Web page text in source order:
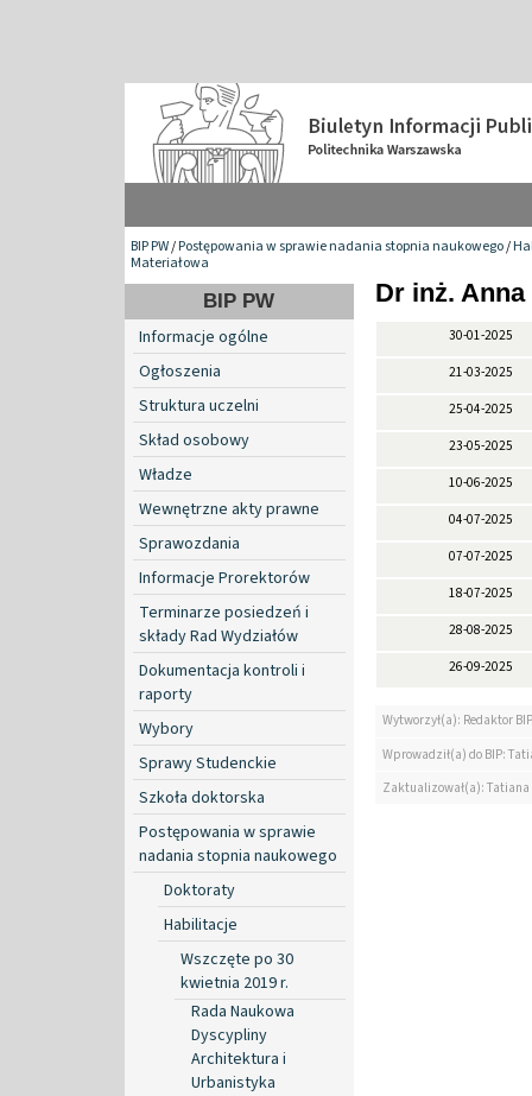
BIP PW/Postępowania w sprawie nadania stopnia naukowego/
Materiałowa
BIP PW
Informacje ogólne
Ogłoszenia
Struktura uczelni
Skład osobowy
Władze
Wewnętrzne akty prawne
Sprawozdania
Informacje Prorektorów
Terminarze posiedzeń i
składy Rad Wydziałów
Dokumentacja kontroli i
raporty
Wybory
Sprawy Studenckie
Szkoła doktorska
Postępowania w sprawie
nadania stopnia naukowego
Doktoraty
Habilitacje
Wszczęte po 30
kwietnia 2019 r.
Rada Naukowa
Dyscypliny
Architektura i
Urbanistyka
Dr inż.
30-01-2025
21-03-2025
25-04-2025
23-05-2025
10-06-2025
04-07-2025
07-07-2025
18-07-2025
28-08-2025
26-09-2025
Wytworzył(a): Redaktor BIP
Wprowadził(a) do BIP:
Zaktualizował(a):